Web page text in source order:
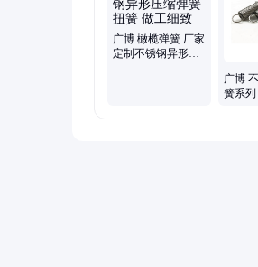
簧、卷发条弹簧、不锈钢弹簧
销卡簧、不锈钢拉簧、镀铬镀
广博 橄榄弹簧 厂家
定制不锈钢异形压
广博
簧系列